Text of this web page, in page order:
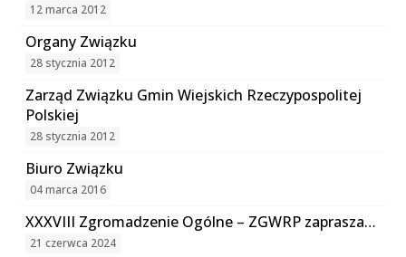
12 marca 2012
Organy Związku
28 stycznia 2012
Zarząd Związku Gmin Wiejskich Rzeczypospolitej
Polskiej
28 stycznia 2012
Biuro Związku
04 marca 2016
XXXVIII Zgromadzenie Ogólne – ZGWRP zaprasza…
21 czerwca 2024